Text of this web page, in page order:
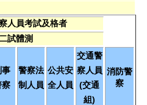
人員考試及格者
試體測
事
察
警察法
制人員
公共安
全人員
交通警
察人員
(交通
組)
消防警
察